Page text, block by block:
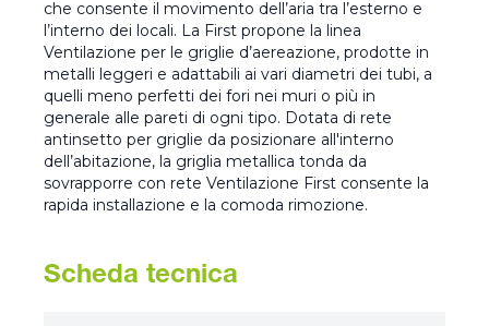
che consente il movimento dell’aria tra l’esterno e
l’interno dei locali. La First propone la linea
Ventilazione per le griglie d’aereazione, prodotte in
metalli leggeri e adattabili ai vari diametri dei tubi, a
quelli meno perfetti dei fori nei muri o più in
generale alle pareti di ogni tipo. Dotata di rete
antinsetto per griglie da posizionare all'interno
dell’abitazione, la griglia metallica tonda da
sovrapporre con rete Ventilazione First consente la
rapida installazione e la comoda rimozione.
Scheda tecnica